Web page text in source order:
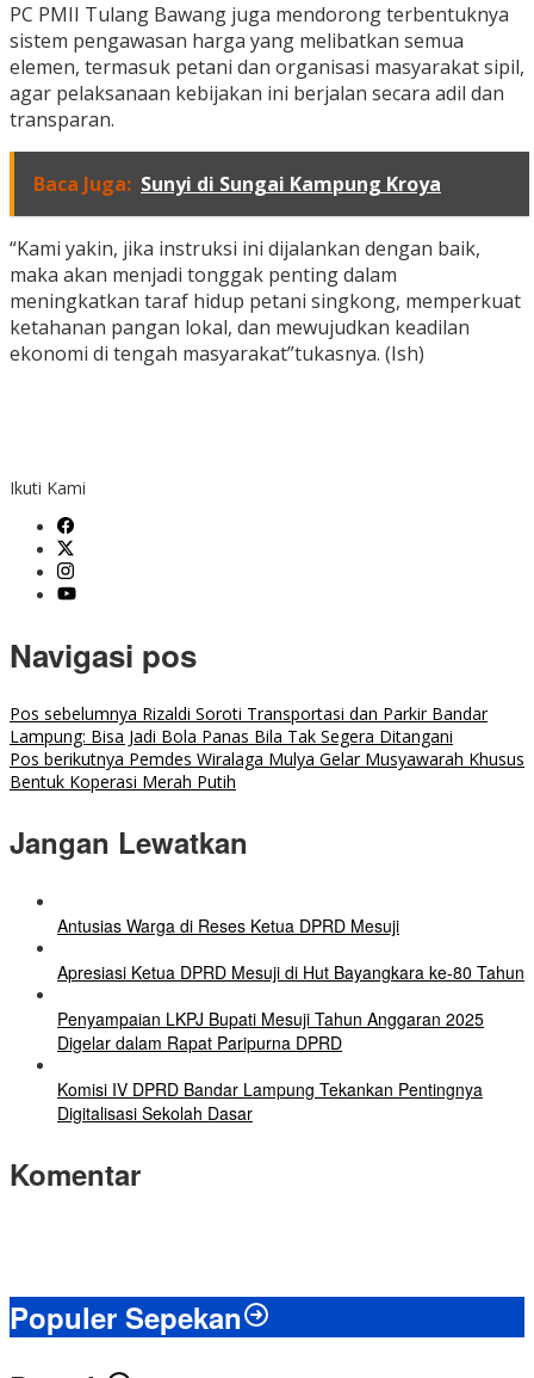
PC PMII Tulang Bawang juga mendorong terbentuknya
sistem pengawasan harga yang melibatkan semua
elemen, termasuk petani dan organisasi masyarakat sipil,
agar pelaksanaan kebijakan ini berjalan secara adil dan
transparan.
Baca Juga: Sunyi di Sungai Kampung Kroya
“Kami yakin, jika instruksi ini dijalankan dengan baik,
maka akan menjadi tonggak penting dalam
meningkatkan taraf hidup petani singkong, memperkuat
ketahanan pangan lokal, dan mewujudkan keadilan
ekonomi di tengah masyarakat”tukasnya. (Ish)
Ikuti Kami
Navigasi pos
Pos sebelumnya Rizaldi Soroti Transportasi dan Parkir Bandar
Lampung: Bisa Jadi Bola Panas Bila Tak Segera Ditangani
Pos berikutnya Pemdes Wiralaga Mulya Gelar Musyawarah Khusus
Bentuk Koperasi Merah Putih
Jangan Lewatkan
Antusias Warga di Reses Ketua DPRD Mesuji
Apresiasi Ketua DPRD Mesuji di Hut Bayangkara ke-80 Tahun
Penyampaian LKPJ Bupati Mesuji Tahun Anggaran 2025
Digelar dalam Rapat Paripurna DPRD
Komisi IV DPRD Bandar Lampung Tekankan Pentingnya
Digitalisasi Sekolah Dasar
Komentar
Populer Sepekan